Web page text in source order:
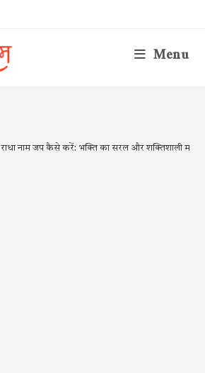
Menu
राधा नाम जप कैसे करें: भक्ति का सरल और शक्तिशाली मार्ग